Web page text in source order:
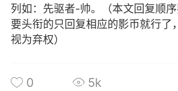
动态
列如：先驱者-帅。（本文回复顺
要头衔的只回复相应的影币就行了
视为弃权）
0 5k